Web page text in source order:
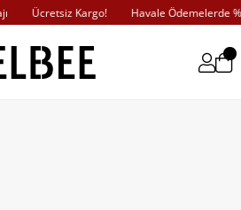
Ücretsiz Kargo! Havale Ödemelerde